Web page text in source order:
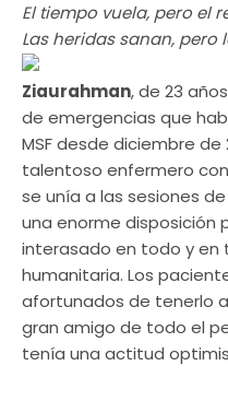
El tiempo vuela, pero el
Las heridas sanan,
Ziaurahman, de 23
de emergencias que
MSF desde diciembre de
talentoso enfermero
se unía a las sesiones
una enorme disposición
interasado en todo y en
humanitaria. Los
afortunados de tenerlo
gran amigo de todo el
tenía una actitud